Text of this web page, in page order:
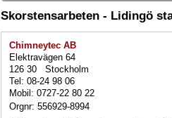
Skorstensarbeten - Lidingö
Chimneytec AB
Elektravägen 64
126 30 Stockholm
Tel: 08-24 98 06
Mobil: 0727-22 80 22
Orgnr: 556929-8994